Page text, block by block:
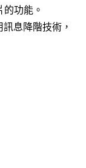
功能。
息降階技術，